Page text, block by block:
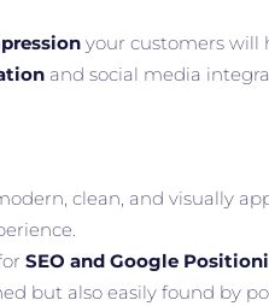
your customers will
and social media
clean, and visually
SEO and Google
but also easily found by